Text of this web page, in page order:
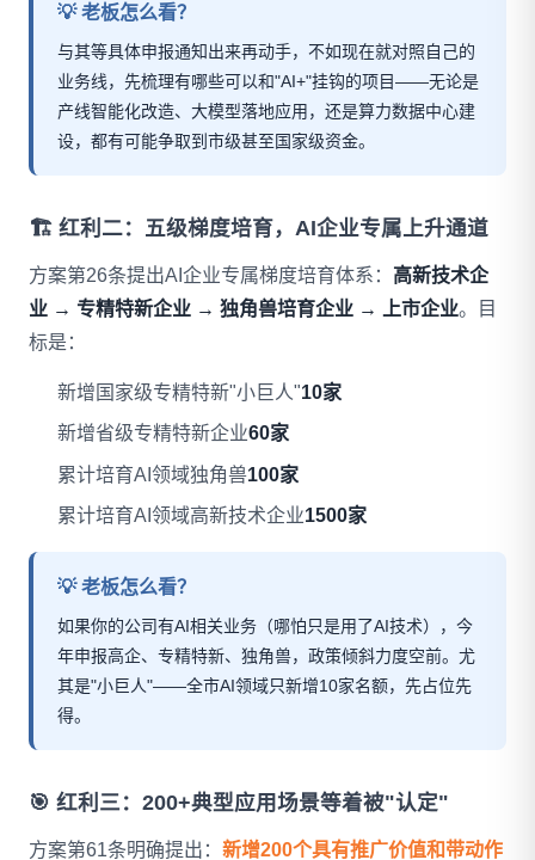
💡 老板怎么看？
与其等具体申报通知出来再动手，不如现在就对照自己的
业务线，先梳理有哪些可以和"AI+"挂钩的项目——无论是
产线智能化改造、大模型落地应用，还是算力数据中心建
设，都有可能争取到市级甚至国家级资金。
🏗️ 红利二：五级梯度培育，AI企业专属上升通道
方案第26条提出AI企业专属梯度培育体系： 高新技术企
业 → 专精特新企业 → 独角兽培育企业 → 上市企业。目
标是：
新增国家级专精特新"小巨人"10家
新增省级专精特新企业60家
累计培育AI领域独角兽100家
累计培育AI领域高新技术企业1500家
💡 老板怎么看？
如果你的公司有AI相关业务（哪怕只是用了AI技术），今
年申报高企、专精特新、独角兽，政策倾斜力度空前。尤
其是"小巨人"——全市AI领域只新增10家名额，先占位先
得。
🎯 红利三：200+典型应用场景等着被"认定"
方案第61条明确提出： 新增200个具有推广价值和带动作